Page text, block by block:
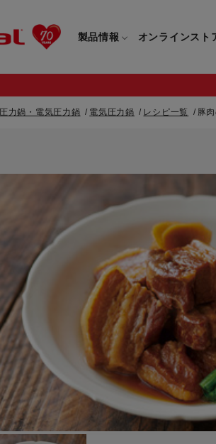
製品情報
すべてのフライ
取っ手つきフラ
取っ手のとれ
電気ケトル
すべての電気ケ
圧力鍋・電気
圧力鍋
オンラインスト
すべてのフライパン・鍋一覧
取っ手つきフライパン・鍋一覧
取っ手のとれるフライパン・鍋一覧
電気ケトル一覧
すべての電気ケトル一覧
圧力鍋・電気圧力鍋一覧
すべての圧力鍋・電気圧力鍋一覧
圧力鍋一覧
重要なお知らせ
圧力鍋・電気圧力鍋 電気圧力鍋 レシピ一覧 豚